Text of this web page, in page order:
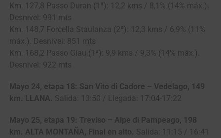
Km. 127,8 Passo Duran (1ª): 12,2 kms / 8,1% (14% máx.).
Desnivel: 991 mts
Km. 148,7 Forcella Staulanza (2ª): 12,3 kms / 6,9% (11%
máx.). Desnivel: 851 mts
Km. 168,2 Passo Giau (1ª): 9,9 kms / 9,3% (14% máx.).
Desnivel: 922 mts
Mayo 24, etapa 18: San Vito di Cadore – Vedelago, 149
km. LLANA. Salida: 13:50 / Llegada: 17:04-17:22
Mayo 25, etapa 19: Treviso – Alpe di Pampeago, 198
km. ALTA MONTAÑA, Final en alto. Salida: 11:15 / 16:41